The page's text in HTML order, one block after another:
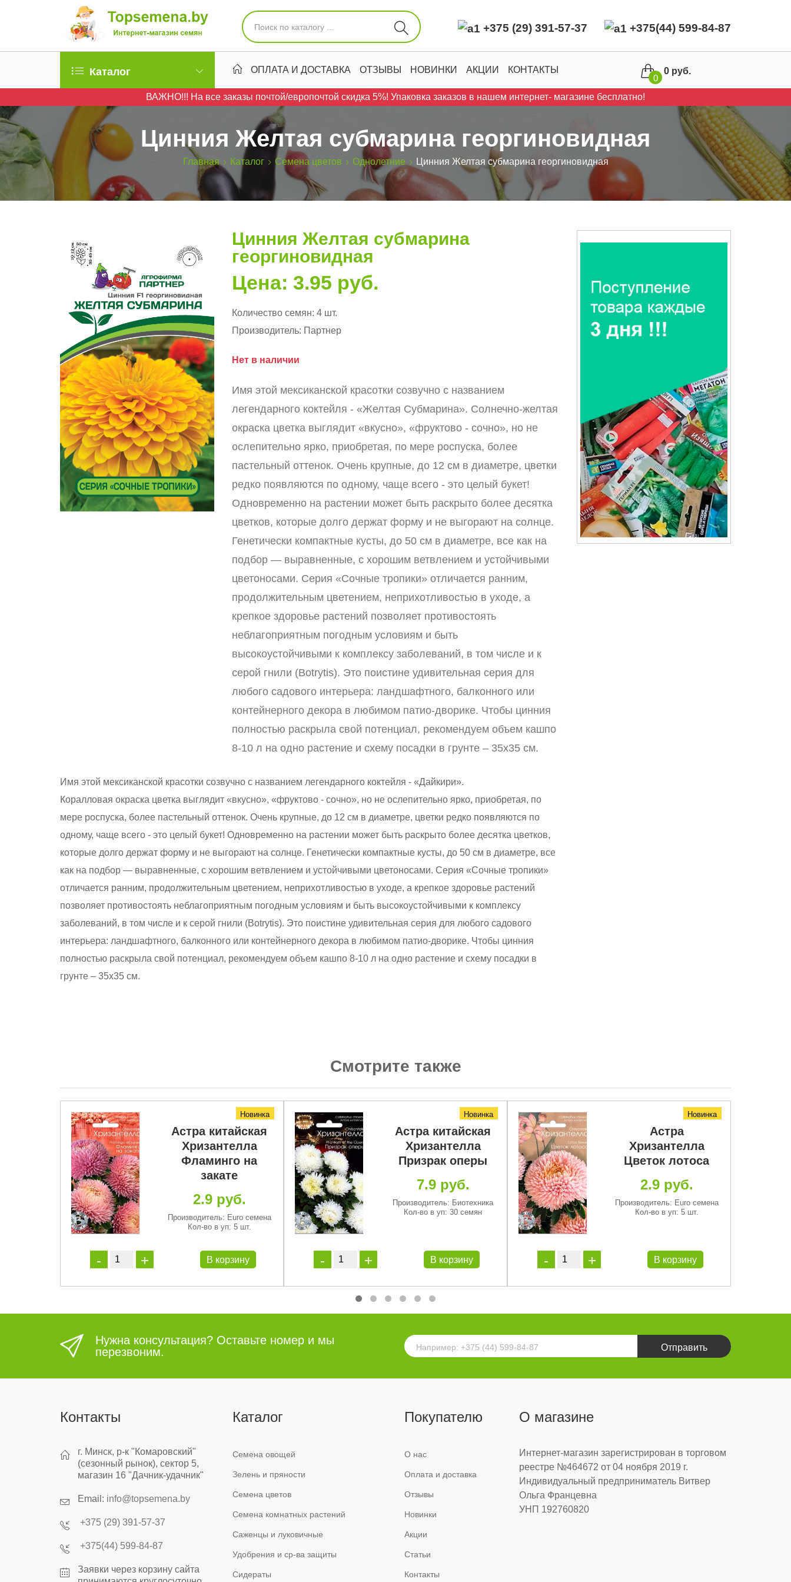
+375 (29) 391-57-37 +375(44) 599-84-87
Каталог ОПЛАТА И ДОСТАВКА ОТЗЫВЫ НОВИНКИ АКЦИИ КОНТАКТЫ 0
0 руб.
ВАЖНО!!! На все заказы почтой/европочтой скидка 5%! Упаковка заказов в нашем интернет- магазине бесплатно!
Цинния Желтая субмарина георгиновидная
Главная Каталог Семена цветов Однолетние Цинния Желтая субмарина георгиновидная
Цинния Желтая субмарина
георгиновидная
Цена: 3.95 руб.
Количество семян: 4 шт.
Производитель: Партнер
Нет в наличии
Имя этой мексиканской красотки созвучно с названием
легендарного коктейля - «Желтая Субмарина». Солнечно-желтая
окраска цветка выглядит «вкусно», «фруктово - сочно», но не
ослепительно ярко, приобретая, по мере роспуска, более
пастельный оттенок. Очень крупные, до 12 см в диаметре, цветки
редко появляются по одному, чаще всего - это целый букет!
Одновременно на растении может быть раскрыто более десятка
цветков, которые долго держат форму и не выгорают на солнце.
Генетически компактные кусты, до 50 см в диаметре, все как на
подбор — выравненные, с хорошим ветвлением и устойчивыми
цветоносами. Серия «Сочные тропики» отличается ранним,
продолжительным цветением, неприхотливостью в уходе, а
крепкое здоровье растений позволяет противостоять
неблагоприятным погодным условиям и быть
высокоустойчивыми к комплексу заболеваний, в том числе и к
серой гнили (Botrytis). Это поистине удивительная серия для
любого садового интерьера: ландшафтного, балконного или
контейнерного декора в любимом патио-дворике. Чтобы цинния
полностью раскрыла свой потенциал, рекомендуем объем кашпо
8-10 л на одно растение и схему посадки в грунте – 35х35 см.
Имя этой мексиканской красотки созвучно с названием легендарного коктейля - «Дайкири».
Коралловая окраска цветка выглядит «вкусно», «фруктово - сочно», но не ослепительно ярко, приобретая, по
мере роспуска, более пастельный оттенок. Очень крупные, до 12 см в диаметре, цветки редко появляются по
одному, чаще всего - это целый букет! Одновременно на растении может быть раскрыто более десятка цветков,
которые долго держат форму и не выгорают на солнце. Генетически компактные кусты, до 50 см в диаметре, все
как на подбор — выравненные, с хорошим ветвлением и устойчивыми цветоносами. Серия «Сочные тропики»
отличается ранним, продолжительным цветением, неприхотливостью в уходе, а крепкое здоровье растений
позволяет противостоять неблагоприятным погодным условиям и быть высокоустойчивыми к комплексу
заболеваний, в том числе и к серой гнили (Botrytis). Это поистине удивительная серия для любого садового
интерьера: ландшафтного, балконного или контейнерного декора в любимом патио-дворике. Чтобы цинния
полностью раскрыла свой потенциал, рекомендуем объем кашпо 8-10 л на одно растение и схему посадки в
грунте – 35х35 см.
Смотрите также
Новинка
Астра китайская
Хризантелла
Фламинго на
закате
2.9 руб.
Производитель: Euro семена
Кол-во в уп: 5 шт.
В корзину
Новинка
Астра китайская
Хризантелла
Призрак оперы
7.9 руб.
Производитель: Биотехника
Кол-во в уп: 30 семян
В корзину
Новинка
Астра
Хризантелла
Цветок лотоса
2.9 руб.
Производитель: Euro семена
Кол-во в уп: 5 шт.
В корзину
Нужна консультация? Оставьте номер и мы
перезвоним.
Отправить
Контакты
г. Минск, р-к "Комаровский"
(сезонный рынок), сектор 5,
магазин 16 "Дачник-удачник"
Email: info@topsemena.by
+375 (29) 391-57-37
+375(44) 599-84-87
Заявки через корзину сайта
Каталог
Семена овощей
Зелень и пряности
Семена цветов
Семена комнатных растений
Саженцы и луковичные
Удобрения и ср-ва защиты
Сидераты
Покупателю
О нас
Оплата и доставка
Отзывы
Новинки
Акции
Статьи
Контакты
О магазине
Интернет-магазин зарегистрирован в торговом
реестре №464672 от 04 ноября 2019 г.
Индивидуальный предприниматель Витвер
Ольга Францевна
УНП 192760820